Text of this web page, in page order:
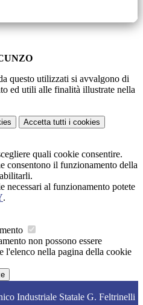
questo utilizzati si avvalgono di
ed utili alle finalità illustrate nella
Accetta tutti i cookies
quali cookie consentire.
consentono il funzionamento della
necessari al funzionamento potete
.
non possono essere
l'elenco nella pagina della cookie
Industriale Statale G. Feltrinelli